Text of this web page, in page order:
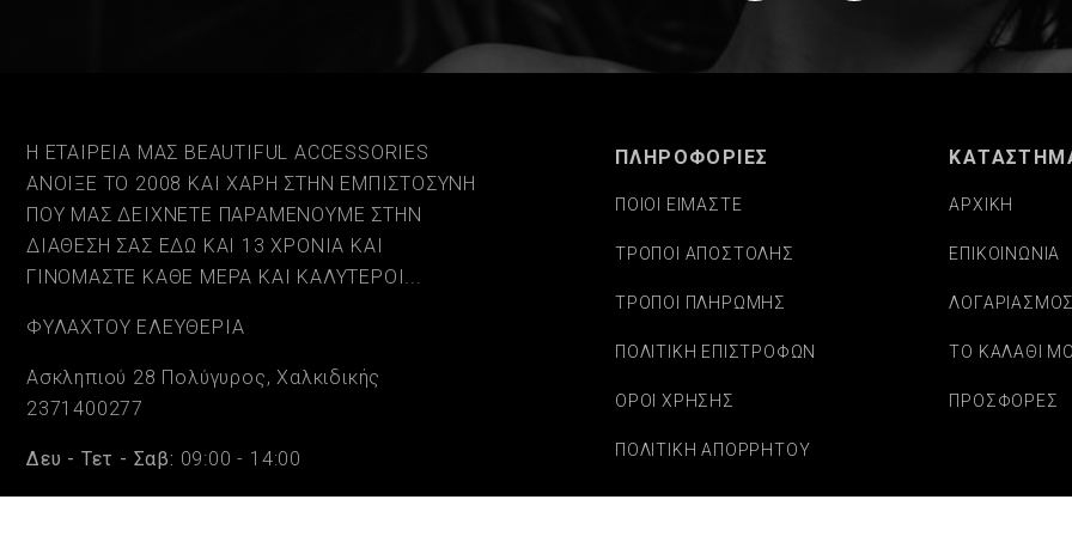
Η ΕΤΑΙΡΕΙΑ ΜΑΣ BEAUTIFUL ACCESSORIES
ΑΝΟΙΞΕ ΤΟ 2008 ΚΑΙ ΧΑΡΗ ΣΤΗΝ ΕΜΠΙΣΤΟΣΥΝΗ
ΠΟΥ ΜΑΣ ΔΕΙΧΝΕΤΕ ΠΑΡΑΜΕΝΟΥΜΕ ΣΤΗΝ
ΔΙΑΘΕΣΗ ΣΑΣ ΕΔΩ ΚΑΙ 13 ΧΡΟΝΙΑ ΚΑΙ
ΓΙΝΟΜΑΣΤΕ ΚΑΘΕ ΜΕΡΑ ΚΑΙ ΚΑΛΥΤΕΡΟΙ...
ΦΥΛΑΧΤΟΥ ΕΛΕΥΘΕΡΙΑ
Ασκληπιού 28 Πολύγυρος, Χαλκιδικής
2371400277
Δευ - Τετ - Σαβ: 09:00 - 14:00
ΠΛΗΡΟΦΟΡΙΕΣ
ΠΟΙΟΙ ΕΙΜΑΣΤΕ
ΤΡΟΠΟΙ ΑΠΟΣΤΟΛΗΣ
ΤΡΟΠΟΙ ΠΛΗΡΩΜΗΣ
ΠΟΛΙΤΙΚΗ ΕΠΙΣΤΡΟΦΩΝ
ΟΡΟΙ ΧΡΗΣΗΣ
ΠΟΛΙΤΙΚΗ ΑΠΟΡΡΗΤΟΥ
ΑΡΧΙΚΗ
ΕΠΙΚΟΙΝΩΝΙΑ
ΛΟΓΑΡΙΑΣΜΟΣ
ΤΟ ΚΑΛΑΘΙ
ΠΡΟΣΦΟΡΕΣ